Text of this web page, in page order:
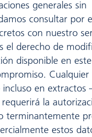
generales sin
consultar por
con nuestro
el derecho de
disponible en
en extractos
la
terminantemente
estos